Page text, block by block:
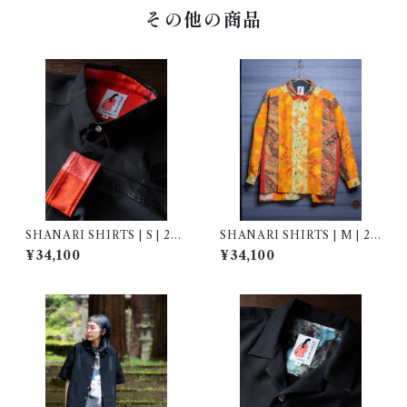
その他の商品
SHANARI SHIRTS | S | 262
031
¥34,100
SHANARI SHIRTS | M | 26
1041
¥34,100